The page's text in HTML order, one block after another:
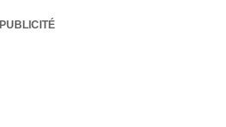
PUBLICITÉ